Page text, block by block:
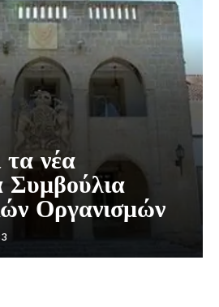
τα νέα
Συμβούλια
Οργανισμών